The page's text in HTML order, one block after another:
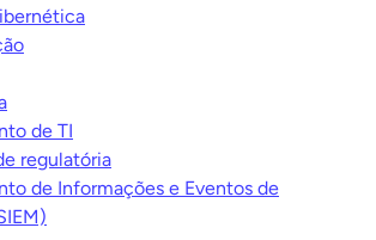
de TI
regulatória
de Informações e Eventos de